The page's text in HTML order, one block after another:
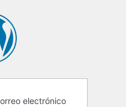
electrónico